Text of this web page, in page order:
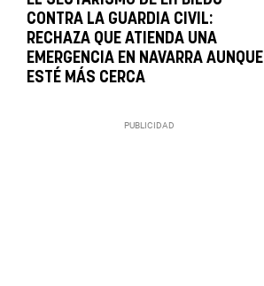
CONTRA LA GUARDIA CIVIL:
RECHAZA QUE ATIENDA UNA
EMERGENCIA EN NAVARRA AUNQUE
ESTÉ MÁS CERCA